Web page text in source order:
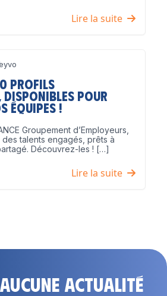
Lire la suite
profils
disponibles pour
équipes !
Groupement d’Employeurs,
talents engagés, prêts à
Découvrez-les ! […]
Lire la suite
actualité